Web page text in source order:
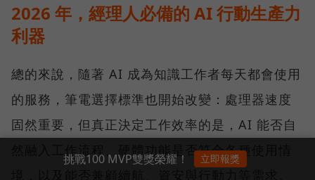
2026 年，經理人必備的 AI 行動生產力
利器
總的來說，隨著 AI 成為知識工作者每天都會使用
的服務，筆電選擇標準也開始改變：處理器速度
固然重要，但真正決定工作效率的是，AI 能否自
然融入工作流程、硬體功能是否符合各種使用情
挑戰100 MVP雙獎榮耀！ 立即報獎